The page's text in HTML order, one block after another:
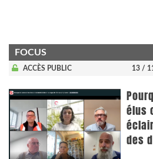
FOCUS
ACCÈS PUBLIC 13 /
élus
des